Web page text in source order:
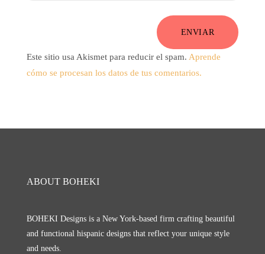
ENVIAR
Este sitio usa Akismet para reducir el spam. Aprende
cómo se procesan los datos de tus comentarios.
ABOUT BOHEKI
BOHEKI Designs is a New York-based firm crafting beautiful
and functional hispanic designs that reflect your unique style
and needs.